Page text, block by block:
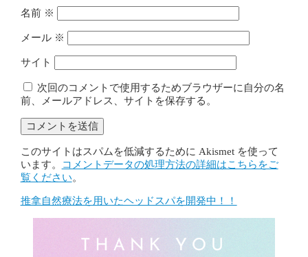
名前 ※
メール ※
サイト
次回のコメントで使用するためブラウザーに自分の名
前、メールアドレス、サイトを保存する。
このサイトはスパムを低減するために Akismet を使って
います。
コメントデータの処理方法の詳細はこちらをご
覧ください。
投
推拿自然療法を用いたヘッドスパを開発中！！